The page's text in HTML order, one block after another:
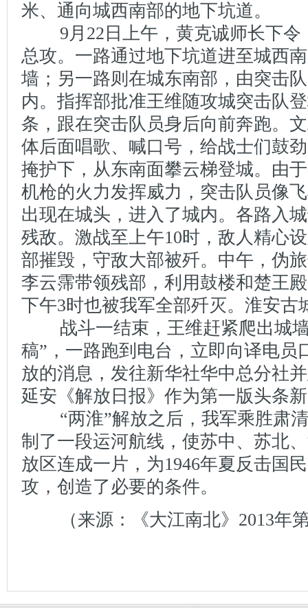
米、通向城西南部的地下坑道。
9月22日上午，黄克诚师长下令
总攻。一路通过地下坑道进至城西
墙；另一路则在城东南部，由突击
内。指挥部批准王维随攻城突击队
条，跟在突击队员身后向前奔跑。
体后面唱歌、喊口号，给战士们鼓
掩护下，从东南面攀云梯登城。由
机枪的火力发挥威力，突击队员像
出现在城头，进入了城内。各路入
残敌。激战至上午10时，敌人精心
部摧毁，守敌大部被歼。中午，伪
李云霈带领残部，利用鼓楼和楚王
下午3时也被我军全部歼灭。淮安古
战斗一结束，王维赶紧爬出城墙
稿”，一路跑到电台，立即向译电员
放的消息，发往新华社华中总分社
延安《解放日报》作为第一版头条
“两淮”解放之后，我军乘胜肃清
制了一段运河航线，使苏中、苏北
放区连成一片，为1946年夏反击国
攻，创造了必要的条件。
（来源：《大江南北》2013年